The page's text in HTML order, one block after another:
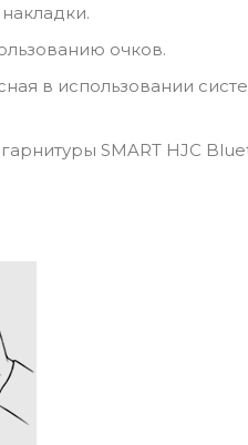
очков.
в использовании
гарнитуры SMART HJC